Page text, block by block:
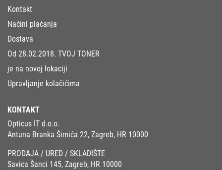
Kontakt
Načini plaćanja
Dostava
Od 28.02.2018. TVOJ TONER
je na novoj lokaciji
Upravljanje kolačićima
KONTAKT
Opticus IT d.o.o.
Antuna Branka Šimića 22, Zagreb, HR 10000
PRODAJA / URED / SKLADIŠTE
Savica Šanci 145, Zagreb, HR 10000